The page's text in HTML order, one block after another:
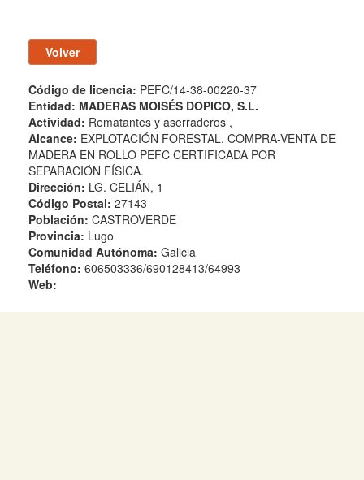
Código de licencia: PEFC/14-38-00220-37
Entidad: MADERAS MOISÉS DOPICO, S.L.
Actividad: Rematantes y aserraderos ,
Alcance: EXPLOTACIÓN FORESTAL. COMPRA-VENTA DE
MADERA EN ROLLO PEFC CERTIFICADA POR
SEPARACIÓN FÍSICA.
Dirección: LG. CELIÁN, 1
Código Postal: 27143
Población: CASTROVERDE
Provincia: Lugo
Comunidad Autónoma: Galicia
Teléfono: 606503336/690128413/64993
Web: